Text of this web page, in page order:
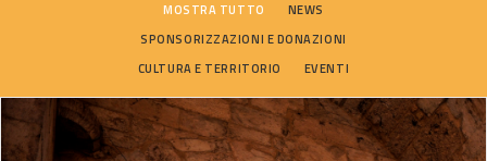
MOSTRA TUTTO
NEWS
SPONSORIZZAZIONI E DONAZIONI
CULTURA E TERRITORIO
EVENTI